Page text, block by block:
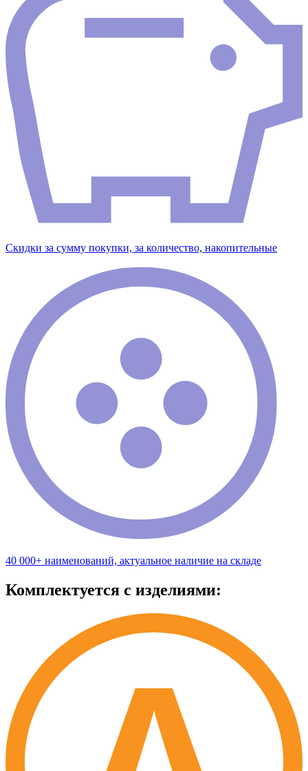
Скидки за сумму покупки, за количество, накопительные
40 000+ наименований, актуальное наличие на складе
Комплектуется с изделиями: